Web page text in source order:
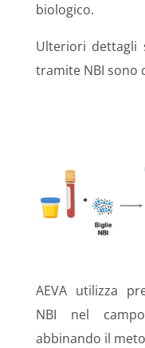
biologico.
Ulteriori dettagli
tramite NBI sono
AEVA utilizza
NBI nel
abbinando il